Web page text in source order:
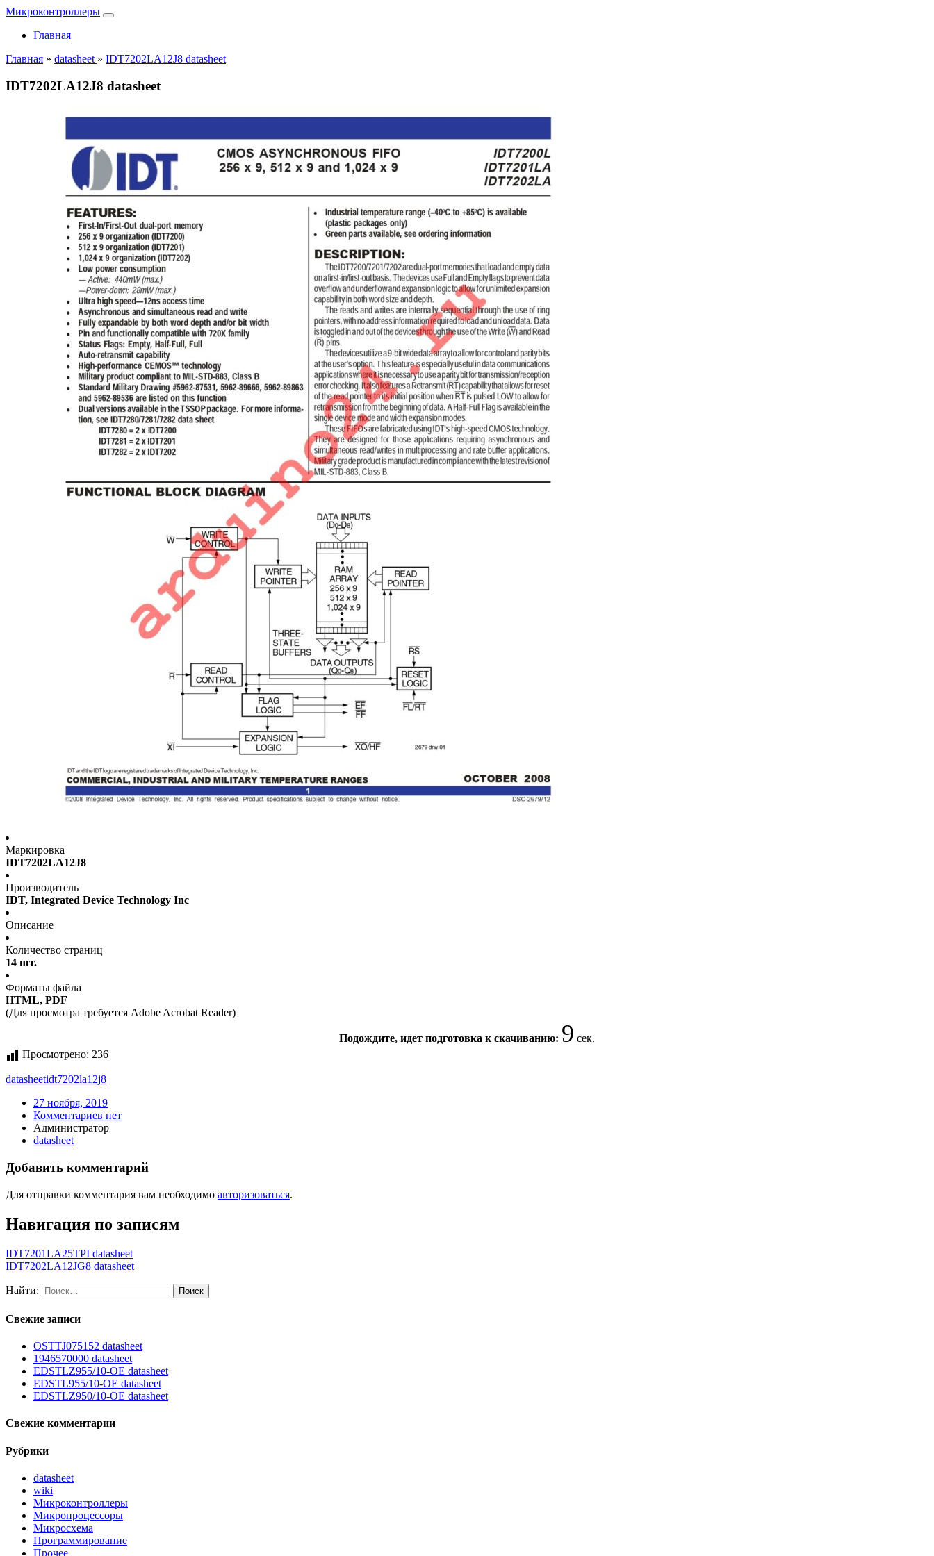
Микроконтроллеры
Главная
Главная » datasheet » IDT7202LA12J8 datasheet
IDT7202LA12J8 datasheet
Маркировка
IDT7202LA12J8
Производитель
IDT, Integrated Device Technology Inc
Описание
Количество страниц
14 шт.
Форматы файла
HTML, PDF
(Для просмотра требуется Adobe Acrobat Reader)
Подождите, идет подготовка к скачиванию: 9 сек.
Просмотрено: 236
datasheetidt7202la12j8
27 ноября, 2019
Комментариев нет
Администратор
datasheet
Добавить комментарий
Для отправки комментария вам необходимо авторизоваться.
Навигация по записям
IDT7201LA25TPI datasheet
IDT7202LA12JG8 datasheet
Найти:
Свежие записи
OSTTJ075152 datasheet
1946570000 datasheet
EDSTLZ955/10-OE datasheet
EDSTL955/10-OE datasheet
EDSTLZ950/10-OE datasheet
Свежие комментарии
Рубрики
datasheet
wiki
Микроконтроллеры
Микропроцессоры
Микросхема
Программирование
Прочее